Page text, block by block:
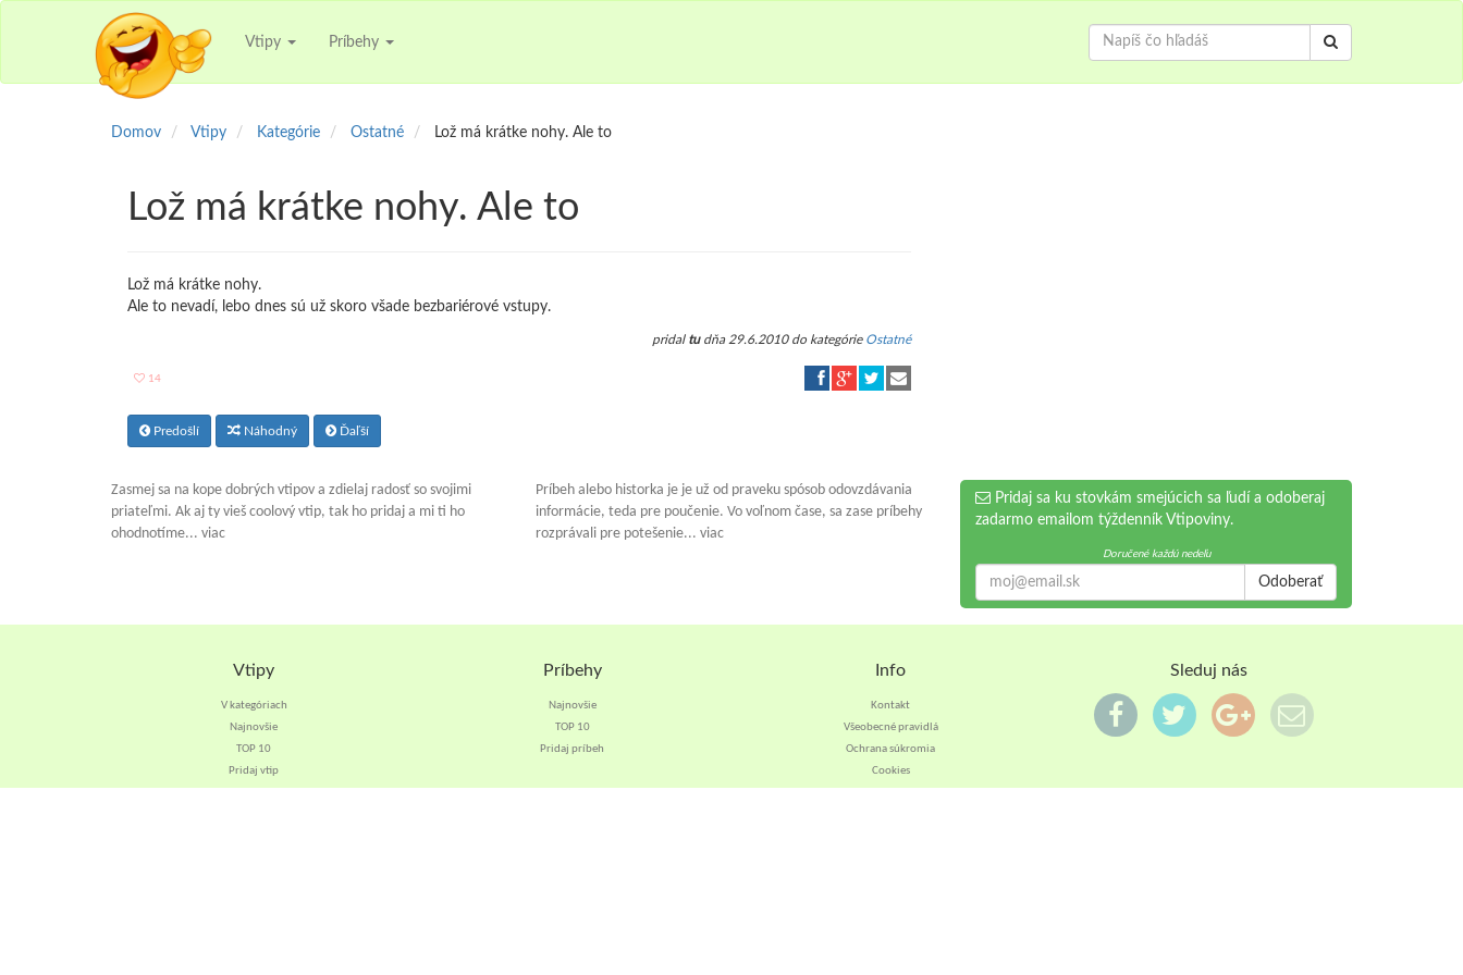
Vtipy Príbehy
Domov Vtipy Kategórie Ostatné Lož má krátke nohy. Ale to
Lož má krátke nohy. Ale to
Lož má krátke nohy.
Ale to nevadí, lebo dnes sú už skoro všade bezbariérové vstupy.
pridal tudňa 29.6.2010 do kategórie Ostatné
14
Predošlí Náhodný Ďaľší
Zasmej sa na kope dobrých vtipov a zdielaj radosť so svojimi
priateľmi. Ak aj ty vieš coolový vtip, tak ho pridaj a mi ti ho
ohodnotíme... viac
Príbeh alebo historka je je už od praveku spósob odovzdávania
informácie, teda pre poučenie. Vo voľnom čase, sa zase príbehy
rozprávali pre potešenie... viac
Pridaj sa ku stovkám smejúcich sa ľudí a odoberaj
zadarmo emailom týždenník Vtipoviny.
Doručené každú nedeľu
Odoberať
Vtipy
V kategóriach
Najnovšie
TOP 10
Pridaj vtip
Príbehy
Najnovšie
TOP 10
Pridaj príbeh
Info
Kontakt
Všeobecné pravidlá
Ochrana súkromia
Cookies
Sleduj nás